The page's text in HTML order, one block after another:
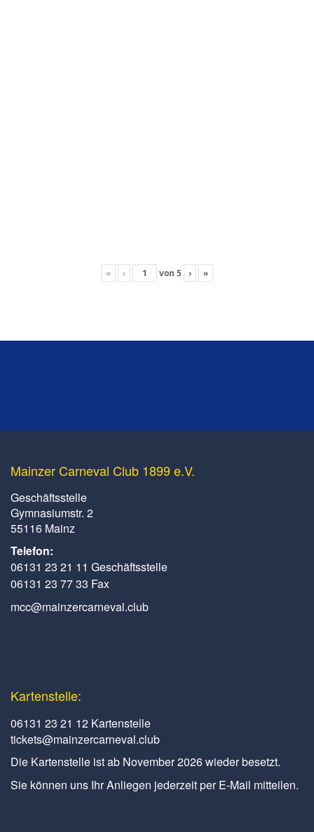
« ‹ von 5 › »
Mainzer Carneval Club 1899 e.V.
Geschäftsstelle
Gymnasiumstr. 2
55116 Mainz
Telefon:
06131 23 21 11 Geschäftsstelle
06131 23 77 33 Fax
mcc@mainzercarneval.club
Kartenstelle:
06131 23 21 12 Kartenstelle
tickets@mainzercarneval.club
Die Kartenstelle ist ab November 2026 wieder besetzt.
Sie können uns Ihr Anliegen jederzeit per E-Mail mitteilen.